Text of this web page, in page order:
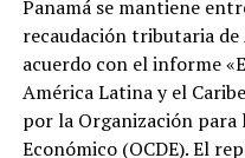
Panamá se mantiene
recaudación tributaria de
acuerdo con el informe
América Latina y el
por la Organización para
Económico (OCDE). El